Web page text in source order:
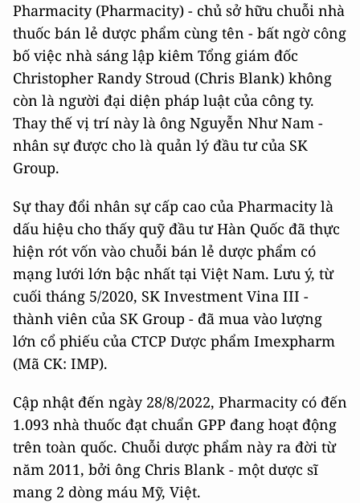
Pharmacity (Pharmacity) - chủ sở hữu chuỗi nhà
thuốc bán lẻ dược phẩm cùng tên - bất ngờ công
bố việc nhà sáng lập kiêm Tổng giám đốc
Christopher Randy Stroud (Chris Blank) không
còn là người đại diện pháp luật của công ty.
Thay thế vị trí này là ông Nguyễn Như Nam -
nhân sự được cho là quản lý đầu tư của SK
Group.
Sự thay đổi nhân sự cấp cao của Pharmacity là
dấu hiệu cho thấy quỹ đầu tư Hàn Quốc đã thực
hiện rót vốn vào chuỗi bán lẻ dược phẩm có
mạng lưới lớn bậc nhất tại Việt Nam. Lưu ý, từ
cuối tháng 5/2020, SK Investment Vina III -
thành viên của SK Group - đã mua vào lượng
lớn cổ phiếu của CTCP Dược phẩm Imexpharm
(Mã CK: IMP).
Cập nhật đến ngày 28/8/2022, Pharmacity có đến
1.093 nhà thuốc đạt chuẩn GPP đang hoạt động
trên toàn quốc. Chuỗi dược phẩm này ra đời từ
năm 2011, bởi ông Chris Blank - một dược sĩ
mang 2 dòng máu Mỹ, Việt.